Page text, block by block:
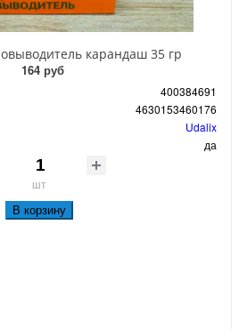
карандаш 35 гр
164 руб
400384691
4630153460176
Udalix
да
шт
В корзину